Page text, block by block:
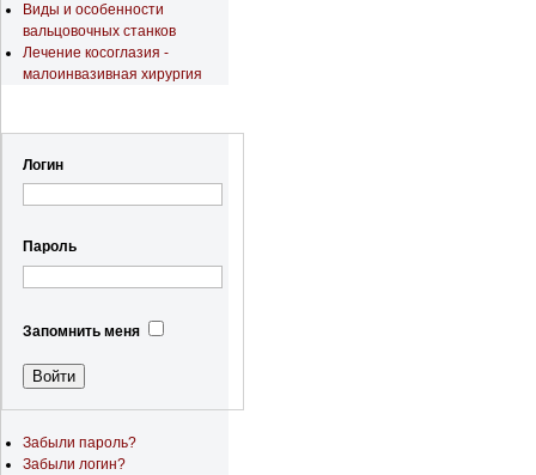
Виды и особенности
вальцовочных станков
Лечение косоглазия -
малоинвазивная хирургия
Логин
Пароль
Запомнить меня
Забыли пароль?
Забыли логин?